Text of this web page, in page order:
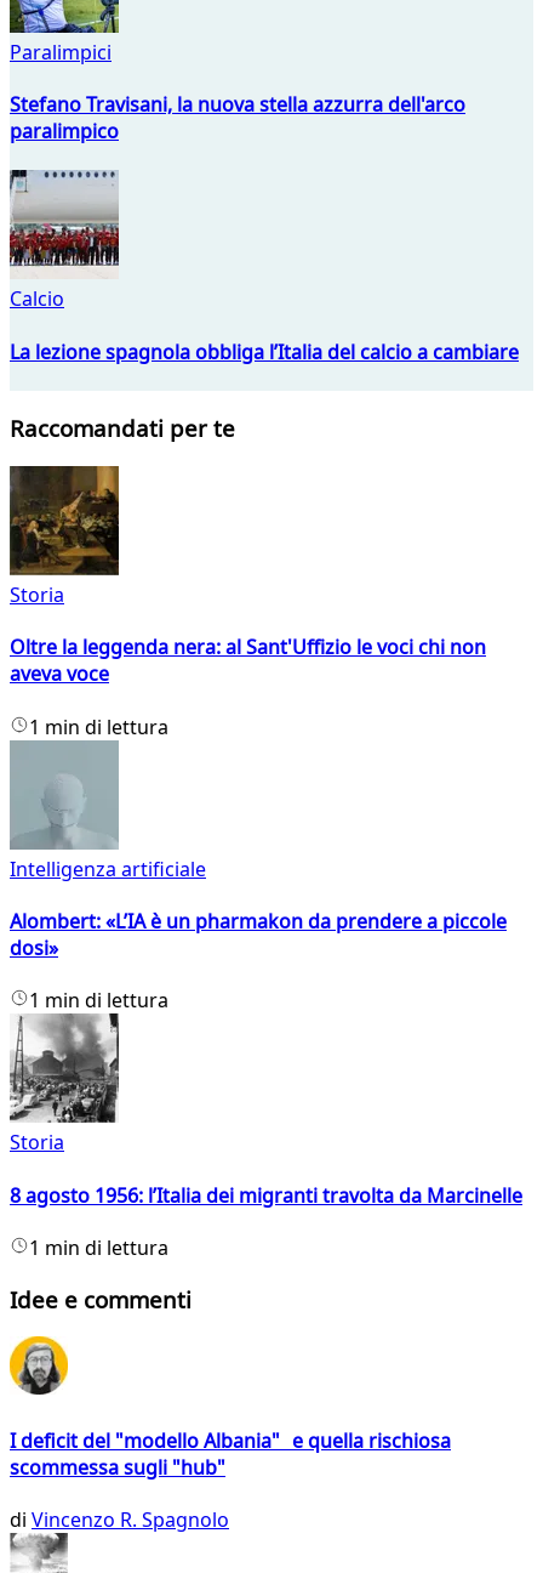
Paralimpici
Stefano Travisani, la nuova stella azzurra dell'arco
paralimpico
Calcio
La lezione spagnola obbliga l’Italia del calcio a cambiare
Raccomandati per te
Storia
Oltre la leggenda nera: al Sant'Uffizio le voci chi non
aveva voce
1 min di lettura
Intelligenza artificiale
Alombert: «L’IA è un pharmakon da prendere a piccole
dosi»
1 min di lettura
Storia
8 agosto 1956: l’Italia dei migranti travolta da Marcinelle
1 min di lettura
Idee e commenti
I deficit del "modello Albania" e quella rischiosa
scommessa sugli "hub"
di Vincenzo R. Spagnolo